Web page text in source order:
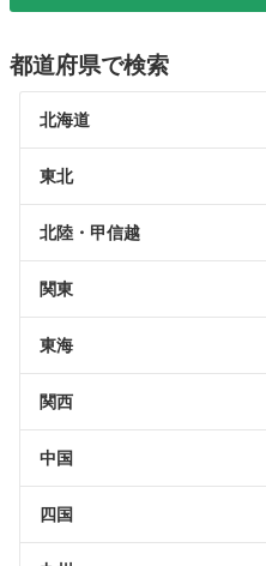
都道府県で検索
北海道
東北
北陸・甲信越
関東
東海
関西
中国
四国